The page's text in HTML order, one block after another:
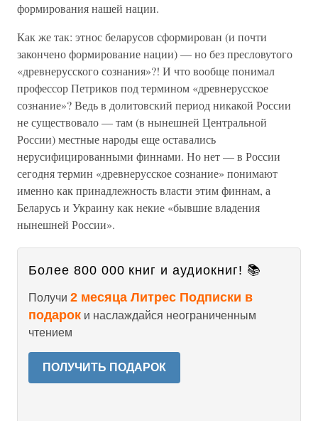
формирования нашей нации.
Как же так: этнос беларусов сформирован (и почти
закончено формирование нации) — но без пресловутого
«древнерусского сознания»?! И что вообще понимал
профессор Петриков под термином «древнерусское
сознание»? Ведь в долитовский период никакой России
не существовало — там (в нынешней Центральной
России) местные народы еще оставались
нерусифицированными финнами. Но нет — в России
сегодня термин «древнерусское сознание» понимают
именно как принадлежность власти этим финнам, а
Беларусь и Украину как некие «бывшие владения
нынешней России».
Более 800 000 книг и аудиокниг! 📚
Получи 2 месяца Литрес Подписки в
подарок и наслаждайся неограниченным
чтением
ПОЛУЧИТЬ ПОДАРОК